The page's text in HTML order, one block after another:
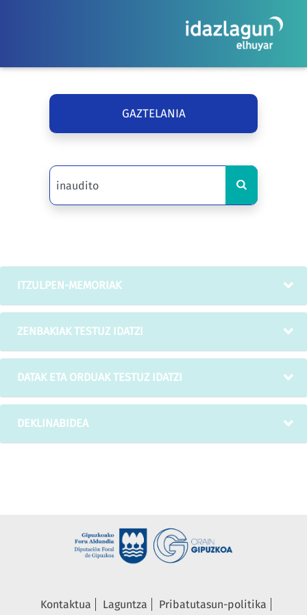
GAZTELANIA
ITZULPEN-MEMORIAK
ZENBAKIAK TESTUZ IDATZI
DATAK ETA ORDUAK TESTUZ IDATZI
DEKLINABIDEA
Kontaktua Laguntza
Pribatutasun-politika